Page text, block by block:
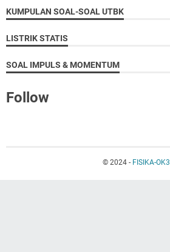
KUMPULAN SOAL-SOAL UTBK
LISTRIK STATIS
SOAL IMPULS & MOMENTUM
Follow
© 2024 - FISIKA-OK3